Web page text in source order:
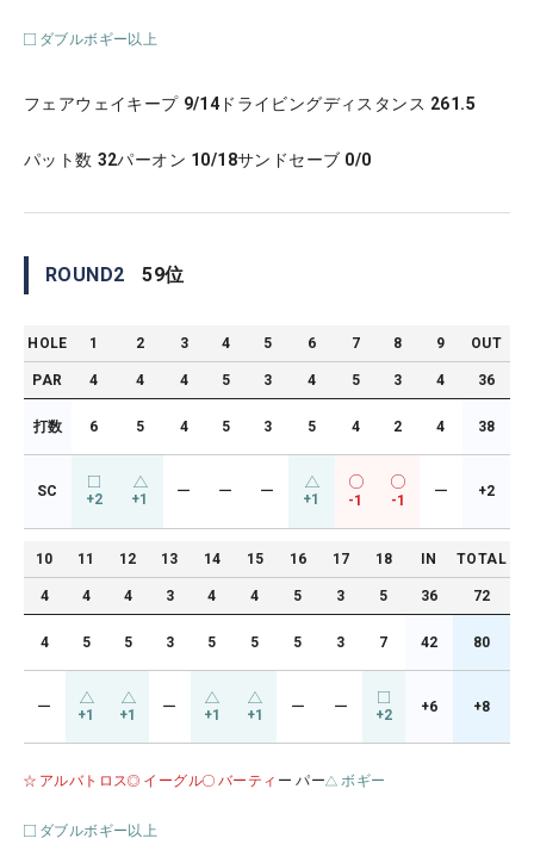
ダブルボギー以上
フェアウェイキープ 9/14 ドライビングディスタンス 261.5
パット数 32パーオン 10/18サンドセーブ 0/0
ROUND2 59位
HOLE 1 2 3 4 5 6 7 8 9 OUT
PAR 4 4 4 5 3 4 5 3 4 36
打数 6 5 4 5 3 5 4 2 4 38
SC +2 +1 ー ー ー +1 -1 -1
ー +2
10 11 12 13 14 15 16 17 18 IN TOTAL
4 4 4 3 4 4 5 3 5 36 72
4 5 5 3 5 5 5 3 7 42 80
ー +1 +1 ー +1 +1 ー ー +2 +6 +8
アルバトロス イーグル バーティ ー パー ボギー
ダブルボギー以上